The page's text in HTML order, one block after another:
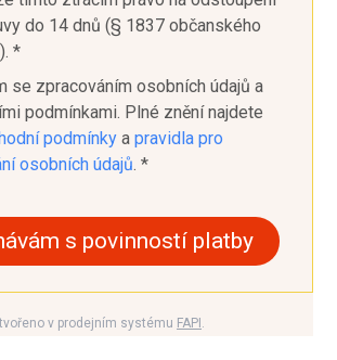
do 14 dnů (§ 1837 občanského
*
se zpracováním osobních údajů a
podmínkami. Plné znění najdete
podmínky apravidla pro
osobních údajů. *
s povinností platby
v prodejním systému FAPI .